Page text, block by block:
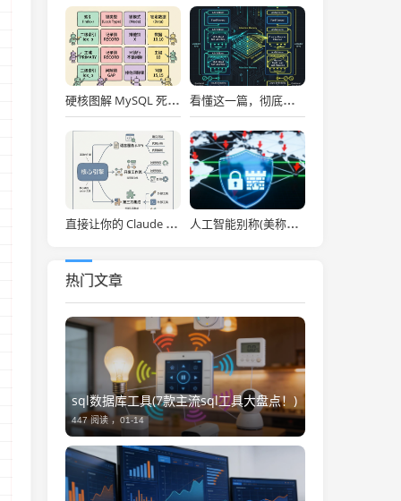
硬核图解 MySQL 死锁：为什么两个看似不冲突的 Update 和 Insert 会掐死对方？ 看懂这一篇，彻底通关大模型底层！图解 Transformer 核心架构与自注意力机制！
直接让你的 Claude Code 效率拉满，Anthropic 官方神级插件开源了！ 人工智能别称(美称中国一人工智能企业违反美出口管制 外交部：中方已多次表明原则立场)
热门文章
sql数据库工具(7款主流sql工具大盘点！)
447 阅读 ，01-14